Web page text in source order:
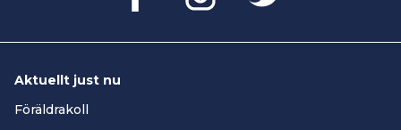
Aktuellt just nu
Föräldrakoll